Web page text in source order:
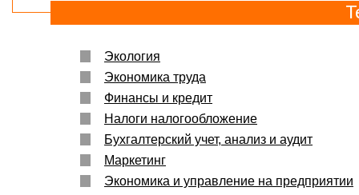
Экология
Экономика труда
Финансы и кредит
Налоги налогообложение
Бухгалтерский учет, анализ и аудит
Маркетинг
Экономика и управление на предприятии